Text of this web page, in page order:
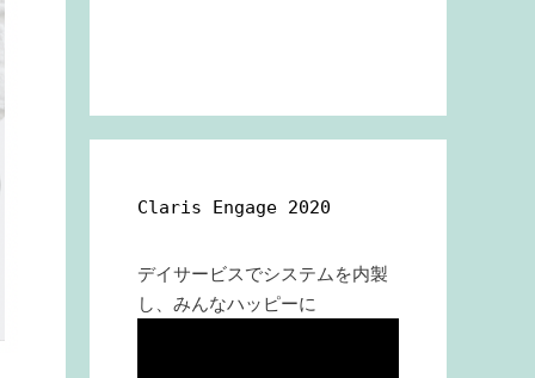
Claris Engage 2020
デイサービスでシステムを内製
し、みんなハッピーに